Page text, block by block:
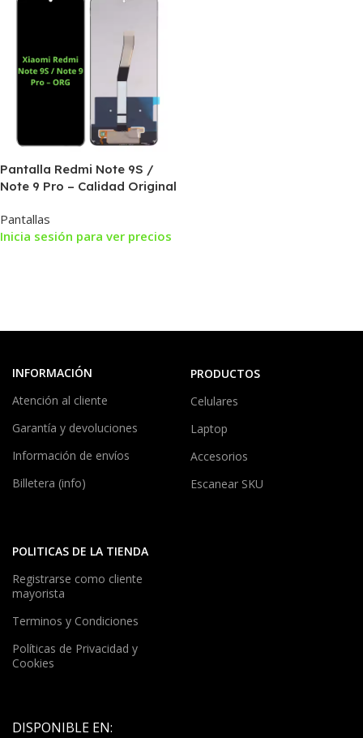
Pantalla Redmi Note 9S /
Note 9 Pro – Calidad Original
Pantallas
Inicia sesión para ver precios
INFORMACIÓN
Atención al cliente
Garantía y devoluciones
Información de envíos
Billetera (info)
PRODUCTOS
Celulares
Laptop
Accesorios
Escanear SKU
POLITICAS DE LA TIENDA
Registrarse como cliente
mayorista
Terminos y Condiciones
Políticas de Privacidad y
Cookies
DISPONIBLE EN: